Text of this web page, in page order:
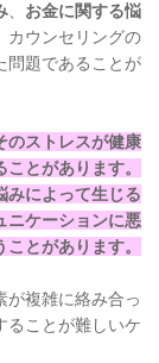
、 お金に関する悩
カウンセリングの
問題であることが
のストレスが健康
とがあります。
みによって生じる
ニケーションに悪
とがあります。
が複雑に絡み合っ
ることが難しいケ